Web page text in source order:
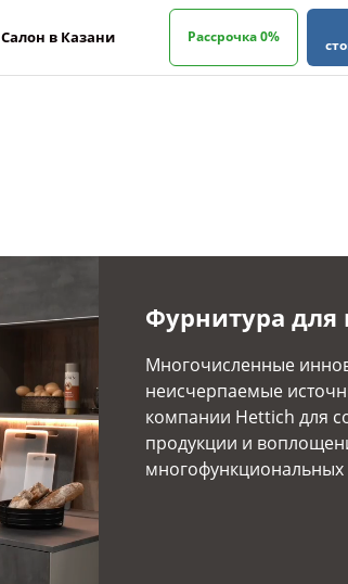
Салон в Казани Рассрочка 0%
Фурнитура
Многочисленные
неисчерпаемые
компании Hettich для
продукции и